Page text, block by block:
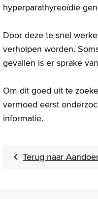
hyperparathyreoïdie
Door deze te snel
verholpen worden.
gevallen is er sprake
Om dit goed uit te
vermoed eerst
informatie.
Terug naar